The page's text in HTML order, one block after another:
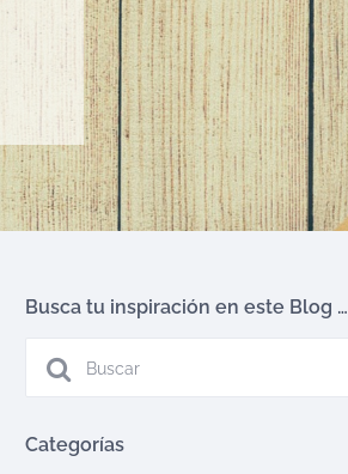
Busca tu inspiración en este Blog …
Categorías